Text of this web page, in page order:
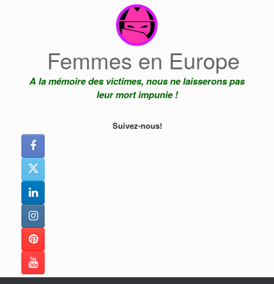
Femmes en Europe
A la mémoire des victimes, nous ne laisserons pas
leur mort impunie !
Suivez-nous!